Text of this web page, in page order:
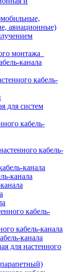
авиационные)
монтажа
канала
кабель-
для систем
кабель-
кабель-
канала
канала
кабель-
кабель-канала
канала
для настенного